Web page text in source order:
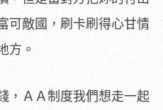
可敵國，刷卡刷得心甘情
方。
，ＡＡ制度我們想走一起